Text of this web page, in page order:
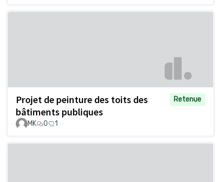
Projet de peinture des toits des
bâtiments publiques
Retenue
MK 0 1